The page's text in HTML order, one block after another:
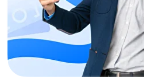
, кто хочет научиться
управлять таргетированной рекламой
ВКонтакте с нуля
по обучению таргетированной рекламе
ВКонтакте от школы SMM.school при
поддержке SMMplanner.